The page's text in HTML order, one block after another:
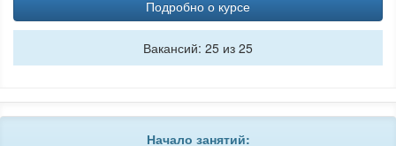
Подробно о курсе
Вакансий: 25 из 25
Начало занятий: